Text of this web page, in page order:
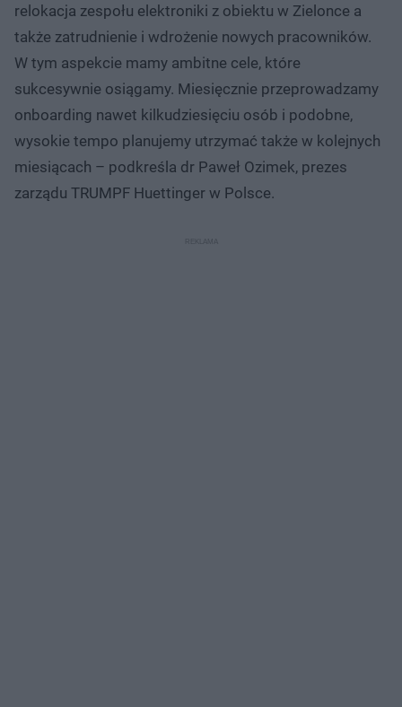
relokacja zespołu elektroniki z obiektu w Zielonce a
także zatrudnienie i wdrożenie nowych pracowników.
W tym aspekcie mamy ambitne cele, które
sukcesywnie osiągamy. Miesięcznie przeprowadzamy
onboarding nawet kilkudziesięciu osób i podobne,
wysokie tempo planujemy utrzymać także w kolejnych
miesiącach – podkreśla dr Paweł Ozimek, prezes
zarządu TRUMPF Huettinger w Polsce.